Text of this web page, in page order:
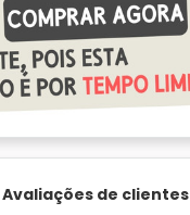
Avaliações de clientes